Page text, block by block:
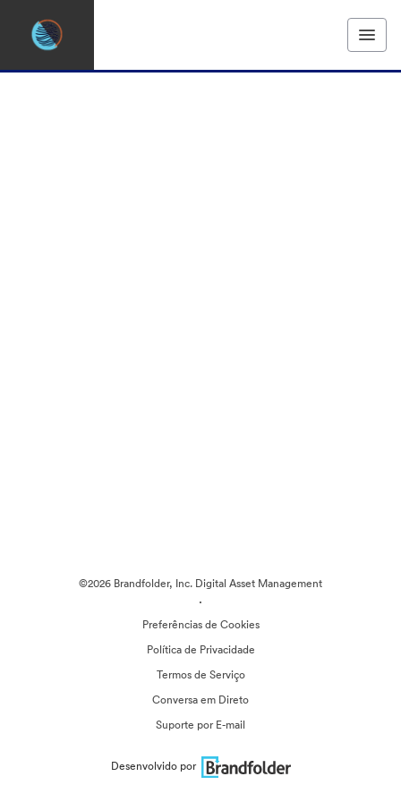
©2026 Brandfolder, Inc. Digital Asset Management
·
Preferências de Cookies
Política de Privacidade
Termos de Serviço
Conversa em Direto
Suporte por E-mail
Desenvolvido por